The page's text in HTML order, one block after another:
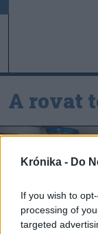
Krónika - Do
If you wish to
processing of
targeted
A rovat